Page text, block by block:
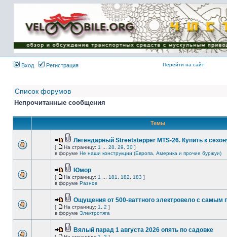
Имя пользователя:
Пароль:
{ LOG_ME_IN_SHORT
}
Вход
Регистрация Перейти на сайт
Список форумов
Непрочитанные сообщения
Темы
Легендарный Streetstepper MTS-26. Купить к
[ На страницу: 1 28 29 30 ]
в форуме Не наши конструкции (Европа, Америка и прочие буржуи)
Юмор
[ На страницу: 1 181 182 183 ]
в форуме Разное
Ощущения от 500-ваттного электровело с самым
[ На страницу: 1 2 ]
в форуме Электротяга
Вялый парад 1 августа 2026 опять по садовке